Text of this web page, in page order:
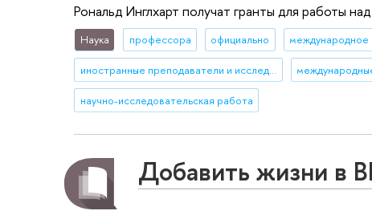
Рональд Инглхарт получат гранты для работы
Наука профессора официально международное
иностранные преподаватели и исследователи
научно-исследовательская работа
Добавить жизни в